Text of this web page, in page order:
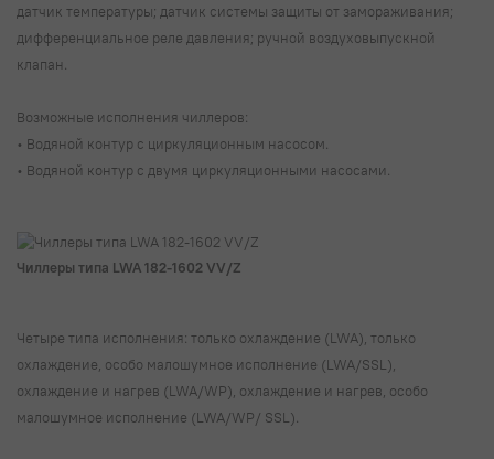
датчик температуры; датчик системы защиты от замораживания;
дифференциальное реле давления; ручной воздуховыпускной
клапан.
Возможные исполнения чиллеров:
• Водяной контур с циркуляционным насосом.
• Водяной контур с двумя циркуляционными насосами.
Чиллеры типа LWA 182-1602 VV/Z
Четыре типа исполнения: только охлаждение (LWA), только
охлаждение, особо малошумное исполнение (LWA/SSL),
охлаждение и нагрев (LWA/WP), охлаждение и нагрев, особо
малошумное исполнение (LWA/WP/ SSL).